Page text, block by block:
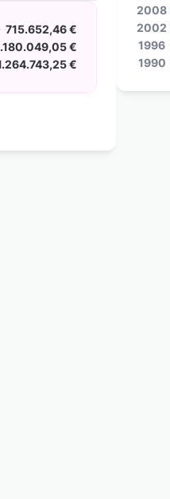
715.652,46 €
€
€
2008
2002
1996
1990